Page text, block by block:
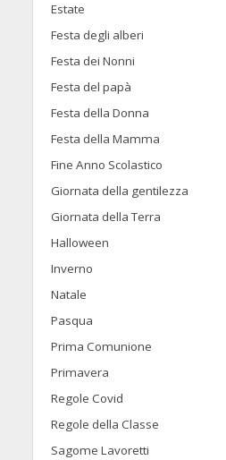
Estate
Festa degli alberi
Festa dei Nonni
Festa del papà
Festa della Donna
Festa della Mamma
Fine Anno Scolastico
Giornata della gentilezza
Giornata della Terra
Halloween
Inverno
Natale
Pasqua
Prima Comunione
Primavera
Regole Covid
Regole della Classe
Sagome Lavoretti